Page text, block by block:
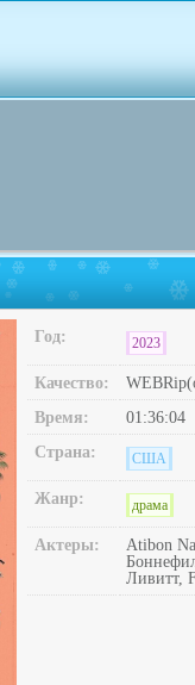
Год: 2023
Качество:
Время:
01:36:04
Страна:
США
Жанр: драма
Актеры:
Atibon
Ливитт,